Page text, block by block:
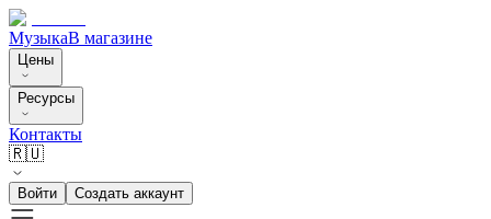
МузыкаВ магазине
Цены
Ресурсы
Контакты
🇷🇺
Войти Создать аккаунт